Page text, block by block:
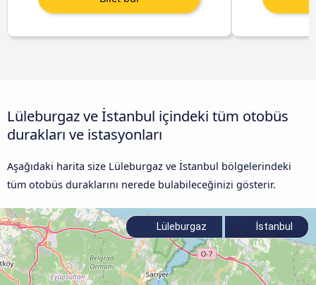
Lüleburgaz ve İstanbul içindeki tüm otobüs
durakları ve istasyonları
Aşağıdaki harita size Lüleburgaz ve İstanbul bölgelerindeki
tüm otobüs duraklarını nerede bulabileceğinizi gösterir.
Lüleburgaz İstanbul